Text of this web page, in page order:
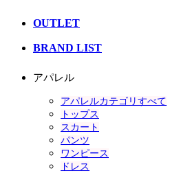
OUTLET
BRAND LIST
アパレル
アパレルカテゴリすべて
トップス
スカート
パンツ
ワンピース
ドレス